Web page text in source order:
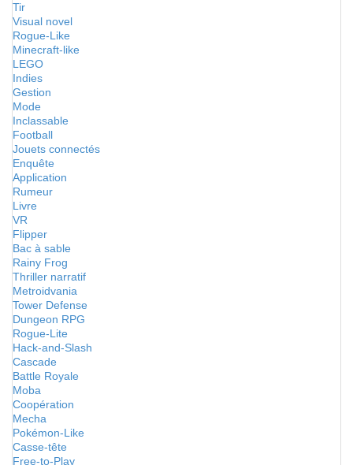
Tir
Visual novel
Rogue-Like
Minecraft-like
LEGO
Indies
Gestion
Mode
Inclassable
Football
Jouets connectés
Enquête
Application
Rumeur
Livre
VR
Flipper
Bac à sable
Rainy Frog
Thriller narratif
Metroidvania
Tower Defense
Dungeon RPG
Rogue-Lite
Hack-and-Slash
Cascade
Battle Royale
Moba
Coopération
Mecha
Pokémon-Like
Casse-tête
Free-to-Play